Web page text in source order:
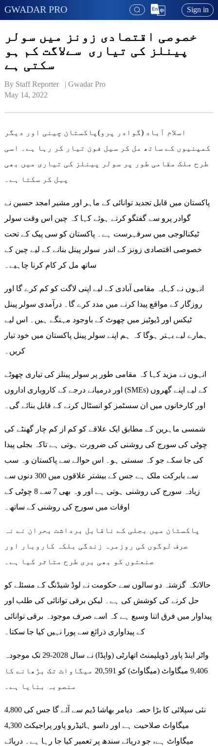
GWADAR PRO Sign in
خصوصی اقتصادی زونز میں سولر
پینلز کی تیاری سےلاگت کم ہو
سکتی ہے
By Staff Reporter   | Gwadar Pro
May 14, 2022
اسلام آباد (گوادر پرو)پاکستان چینی اور دیگر
کمپنیوں کے ساتھ مل کر سیل فون تیار کر رہا ہے۔ اسی
طرح ملک مقامی طور پر سولر پینلز کی تیاری میں بھی
پہل کر سکتا ہے۔
پاکستان میں قابل تجدید توانائی کے ماہر اور مشیر امجد حسین نے
گوادر پرو سے گفتگو کرتے ہوئے کہا کہ چین اس وقت سولر
ٹیکنالوجی میں سرفہرست ہے۔ پاکستان کو سی پیک کے تحت
خصوصی اقتصادی زونز کے اندر سولر پینل بنانے کے لیے چین کے
ساتھ مل کر کام کرنا چاہیے۔
انہوں نے کہایہ مقامی آبادی کے لیے اپنی لاگت کو کم کرے گا اور
روزگار کے مواقع پیدا کرنے میں مدد کرے گا۔ درآمدی سولر پینل
ٹیکس اور ڈیوٹیز میں چھوٹ کے باوجود مہنگے ہیں۔ اس لیے
ہمارے لیے بہتر ہوگا کہ ہم اپنے سولر پینل پاکستان میں خود تیار
کریں۔
انہوں نے مزید کہا کہ مقامی طور پر سولر پینلز کی تیاری چھوٹے
اور درمیانے درجے کے کاروباری اداروں (SMEs) کے لیے اپنے گھروں
اور کارخانوں میں ان سسٹمز کو انسٹال کرنے کے قابل بنائے گی۔
شمسی ماہرین کے مطابق ایک علاقے کو کم از کم چار گھنٹے کی
چوٹی کی سورج کی روشنی کی ضرورت ہوتی ہے تاکہ بجلی پیدا
کی جا سکے جو کہ سستی ہو۔ اس حوالے سے پاکستان وہ سب
سے بابرکت ملک ہے جس کے بیشتر علاقوں میں 300 دنوں سے
زیادہ سورج کی روشنی ہوتی ہے اور وہ بھی 7 سے 8 چوٹی کے
اوقات میں سورج کی روشنی کے ساتھ۔
پاکستان میں بجلی کے ناقابل برداشت بحران نے نہ
صرف لوگوں کی روزمرہ زندگی بلکہ کاروبار اور
صنعتوں کو بھی بری طرح متاثر کیا ہے۔
حالانکہ گزشتہ دو سالوں سے حکومت نے لوڈ شیڈنگ کے مسئلے کو
حل کرنے کی کوشش کی ہے۔ لیکن برقی توانائی کی طلب اور
پیداوار میں فرق اتنا وسیع ہے کہ اسے صرف موجودہ برقی توانائی
کے پیداواری ذرائع سے پورا نہیں کیا جا سکتا۔
واٹر اینڈ پاور ڈویلپمنٹ اتھارٹی (واپڈا) نے سال 2028-29 تک موجودہ
9,406 میگاواٹ (میگاواٹ) کو 20,591 میگاواٹ تک بڑھانے کا
منصوبہ بنایا ہے۔
نئی سپلائی کا بڑا حصہ دیامر بھاشا ڈیم سے آئے گا جس کی 4,800
میگاواٹ صلاحیت ہے اور داسو ہائیڈرو پاور پراجیکٹ 4,300
میگاواٹ ہے، جو دریائے سندھ پر تعمیر کیا جا رہا ہے۔ دریائے